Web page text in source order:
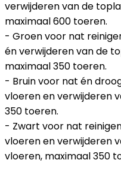
verwijderen van de
maximaal 600 toeren.
- Groen voor nat
én verwijderen van de
maximaal 350 toeren.
- Bruin voor nat én
vloeren en verwijderen
350 toeren.
- Zwart voor nat
vloeren en verwijderen
vloeren, maximaal 350